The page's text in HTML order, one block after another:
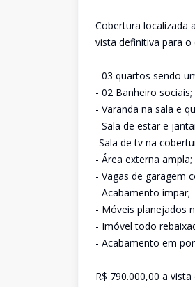
Cobertura localizada
vista definitiva para o
- 03 quartos sendo
- 02 Banheiro sociais;
- Varanda na sala e
- Sala de estar e
-Sala de tv na
- Área externa ampla;
- Vagas de garagem
- Acabamento ímpar;
- Móveis planejados
- Imóvel todo
- Acabamento em
R$ 790.000,00 a